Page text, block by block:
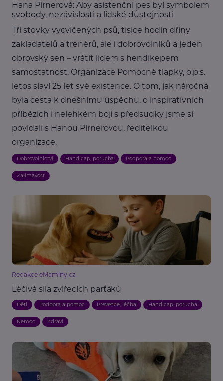
Hana Pirnerová: Aby asistenční pes byl symbolem
svobody, nezávislosti a lidské důstojnosti
Tři stovky vycvičených psů, tisíce hodin dřiny
zakladatelů a trenérů, ale i dobrovolníků a jeden
obrovský sen – vrátit lidem s hendikepem
samostatnost. Organizace Pomocné tlapky, o.p.s.
letos slaví 25 let své existence. O tom, jak náročná
byla cesta k dnešnímu úspěchu, o inspirativních
příbězích i nelehkém boji s předsudky jsme si
povídali s Hanou Pirnerovou, ředitelkou
organizace.
Dobrovolnictví Handicap, porucha Podpora a pomoc
Zajímavost
Redakce eMaminy.cz
Léčivá síla zvířecích parťáků
Děti Podpora a pomoc Prevence, léčba Handicap, porucha
Nemoc Zdraví